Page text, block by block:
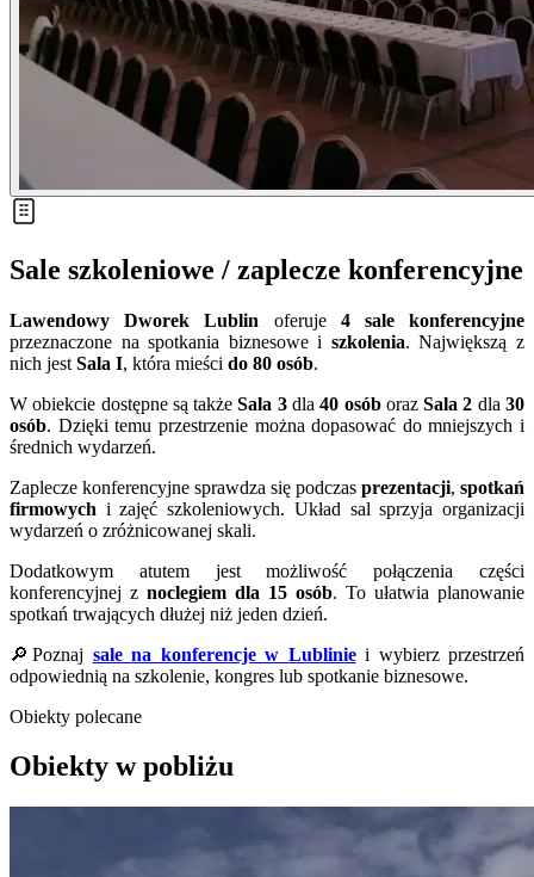
Sale szkoleniowe / zaplecze konferencyjne
Lawendowy Dworek Lublin oferuje 4 sale konferencyjne
przeznaczone na spotkania biznesowe i szkolenia. Największą z
nich jest Sala I, która mieści do 80 osób.
W obiekcie dostępne są takżeSala 3dla40 osóborazSala 2 dla30
osób. Dzięki temu przestrzenie można dopasować do mniejszych i
średnich wydarzeń.
Zaplecze konferencyjne sprawdza się podczas prezentacji, spotkań
firmowych i zajęć szkoleniowych. Układ sal sprzyja organizacji
wydarzeń o zróżnicowanej skali.
Dodatkowym atutem jest możliwość połączenia części
konferencyjnej z noclegiem dla 15 osób. To ułatwia planowanie
spotkań trwających dłużej niż jeden dzień.
🔎Poznaj sale na konferencje w Lubliniei wybierz przestrzeń
odpowiednią na szkolenie, kongres lub spotkanie biznesowe.
Obiekty polecane
Obiekty w pobliżu